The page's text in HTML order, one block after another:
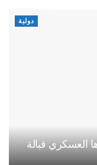
دولية
العسكري قبالة